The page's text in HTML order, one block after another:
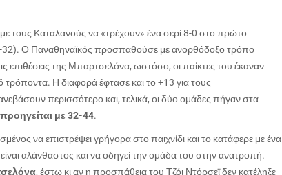
τους Καταλανούς να «τρέχουν» ένα σερί 8-0 στο πρώτο
32). Ο Παναθηναϊκός προσπαθούσε με ανορθόδοξο τρόπο
επιθέσεις της Μπαρτσελόνα, ωστόσο, οι παίκτες του έκαναν
Η διαφορά έφτασε και το +13 για τους
περισσότερο και, τελικά, οι δύο ομάδες πήγαν στα
με 32-44.
να επιστρέψει γρήγορα στο παιχνίδι και το κατάφερε με ένα
αλάνθαστος και να οδηγεί την ομάδα του στην ανατροπή.
, έστω κι αν η προσπάθεια του Τζόι Ντόρσεϊ δεν κατέληξε